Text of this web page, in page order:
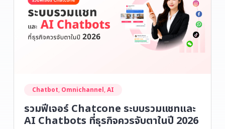
Chatbot, Omnichannel,AI
รวมฟีเจอร์ Chatcone ระบบรวมแชทและ
AI Chatbots ที่ธุรกิจควรจับตาในปี 2026